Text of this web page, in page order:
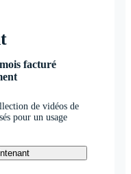
facturé
de vidéos de
pour un usage